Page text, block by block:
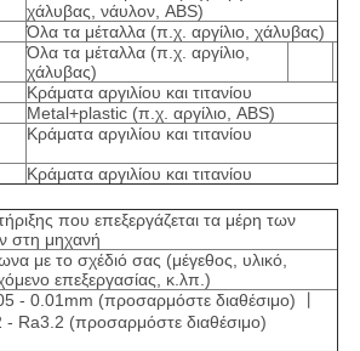
χάλυβας, νάυλον, ABS)
Όλα τα μέταλλα (π.χ. αργίλιο, χάλυβας)
Όλα τα μέταλλα (π.χ. αργίλιο,
χάλυβας)
Κράματα αργιλίου και τιτανίου
Metal+plastic (π.χ. αργίλιο, ABS)
Κράματα αργιλίου και τιτανίου
Κράματα αργιλίου και τιτανίου
που επεξεργάζεται τα μέρη των
στη μηχανή
με το σχέδιό σας (μέγεθος, υλικό,
επεξεργασίας, κ.λπ.)
- 0.01mm (προσαρμόστε διαθέσιμο) 丨
- Ra3.2 (προσαρμόστε διαθέσιμο)